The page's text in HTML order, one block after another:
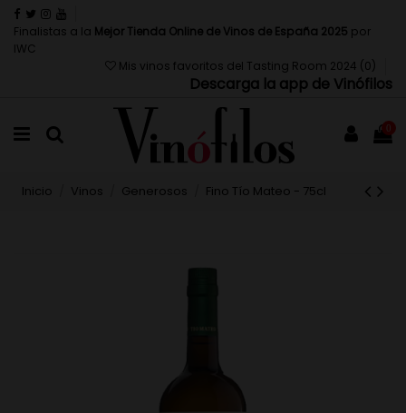
Finalistas a la Mejor Tienda Online de Vinos de España 2025 por
IWC
Mis vinos favoritos del Tasting Room 2024 (0 )
Descarga la app de Vinófilos
0
Inicio Vinos Generosos Fino Tío Mateo - 75cl